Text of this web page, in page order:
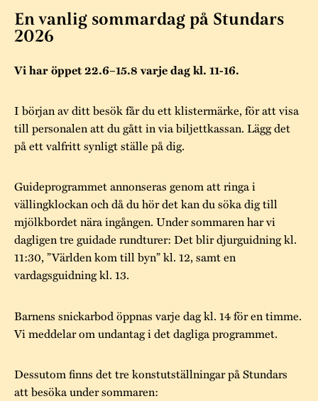
Tillgänglighet
Kontakta oss
Jarl Hemmer
Byggnadsvård
Rödmyllan
Museipedagogik
Projekt
Museisamlingarna
Stundarsvänner
Marknader
Årets Gunnar
registerbeskrivning
En vanlig sommardag på Stundars
2026
Vi har öppet 22.6–15.8 varje dag kl. 11-16.
I början av ditt besök får du ett klistermärke, för att visa
till personalen att du gått in via biljettkassan. Lägg det
på ett valfritt synligt ställe på dig.
Guideprogrammet annonseras genom att ringa i
vällingklockan och då du hör det kan du söka dig till
mjölkbordet nära ingången. Under sommaren har vi
dagligen tre guidade rundturer: Det blir djurguidning kl.
11:30, ”Världen kom till byn” kl. 12, samt en
vardagsguidning kl. 13.
Barnens snickarbod öppnas varje dag kl. 14 för en timme.
Vi meddelar om undantag i det dagliga programmet.
Dessutom finns det tre konstutställningar på Stundars
att besöka under sommaren: